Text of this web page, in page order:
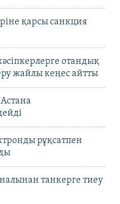
қарсы санкция
отандық
жайлы кеңес айтты
рұқсатпен
танкерге тиеу